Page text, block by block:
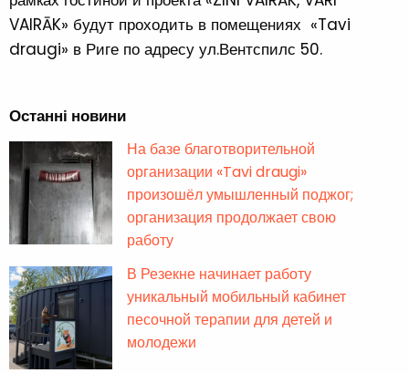
VAIRĀK» будут проходить в помещениях «Tavi
draugi» в Риге по адресу ул.Вентспилс 50.
Останні новини
На базе благотворительной
организации «Tavi draugi»
произошёл умышленный поджог;
организация продолжает свою
работу
В Резекне начинает работу
уникальный мобильный кабинет
песочной терапии для детей и
молодежи